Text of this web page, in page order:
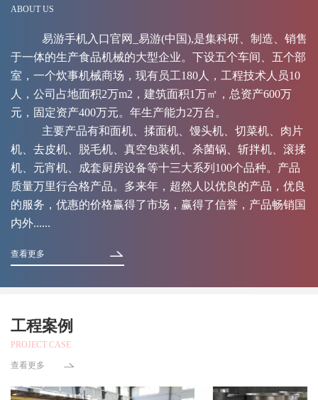
ABOUT US
易游手机入口官网_易游(中国),是集科研、制造、销售
于一体的生产食品机械的大型企业。下设五个车间、五个部
室，一个炊事机械商场，现有员工180人，工程技术人员10
人，公司占地面积2万m2，建筑面积1万㎡，总资产600万
元，固定资产400万元。年生产能力2万台。
主要产品有和面机、揉面机、馒头机、切菜机、肉片
机、去皮机、脱毛机、真空包装机、杀菌锅、斩拌机、滚揉
机、元宵机、成套厨房设备等十三大系列100个品种。产品
质量万里行合格产品。多来年，超然人以优良的产品，优良
的服务，优惠的价格赢得了市场，赢得了信誉，产品畅销国
内外......
查看更多
工程案例
PROJECT CASE
查看更多